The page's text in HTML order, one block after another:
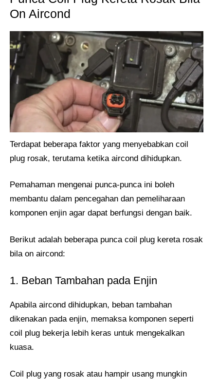
On Aircond
Terdapat beberapa faktor yang menyebabkan coil
plug rosak, terutama ketika aircond dihidupkan.
Pemahaman mengenai punca-punca ini boleh
membantu dalam pencegahan dan pemeliharaan
komponen enjin agar dapat berfungsi dengan baik.
Berikut adalah beberapa punca coil plug kereta rosak
bila on aircond:
1. Beban Tambahan pada Enjin
Apabila aircond dihidupkan, beban tambahan
dikenakan pada enjin, memaksa komponen seperti
coil plug bekerja lebih keras untuk mengekalkan
kuasa.
Coil plug yang rosak atau hampir usang mungkin